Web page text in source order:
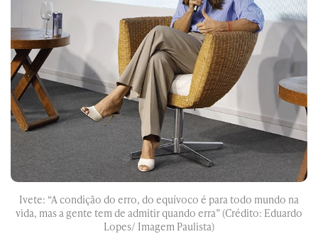
Ivete: “A condição do erro, do equívoco é para todo mundo na
vida, mas a gente tem de admitir quando erra” (Crédito: Eduardo
Lopes/ Imagem Paulista)